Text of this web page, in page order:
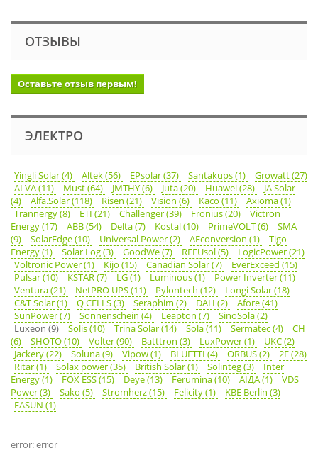
ОТЗЫВЫ
Оставьте отзыв первым!
ЭЛЕКТРО
Yingli Solar (4) Altek (56) EPsolar (37) Santakups (1)
Growatt (27)
ALVA (11)
Must (64) JMTHY (6) Juta (20) Huawei (28)
JA Solar
(4)
Alfa.Solar (118) Risen (21) Vision (6) Kaco (11)
Axioma (1)
Trannergy (8)
ETI (21) Challenger (39) Fronius (20)
Victron
Energy (17)
ABB (54) Delta (7) Kostal (10) PrimeVOLT (6)
SMA
(9)
SolarEdge (10) Universal Power (2) AEconversion (1)
Tigo
Energy (1)
Solar Log (3) GoodWe (7) REFUsol (5)
LogicPower (21)
Voltronic Power (1)
Kijo (15) Canadian Solar (7)
EverExceed (15)
Pulsar (10)
KSTAR (7) LG (1) Luminous (1)
Power Inverter (11)
Ventura (21)
NetPRO UPS (11) Pylontech (12)
Longi Solar (18)
C&T Solar (1)
Q CELLS (3) Seraphim (2) DAH (2)
Afore (41)
SunPower (7)
Sonnenschein (4) Leapton (7)
SinoSola (2)
Luxeon (9)
Solis (10) Trina Solar (14) Sola (11) Sermatec (4)
CH
(6)
SHOTO (10) Volter (90) Batttron (3) LuxPower (1)
UKC (2)
Jackery (22)
Soluna (9) Vipow (1) BLUETTI (4) ORBUS (2)
2E (28)
Ritar (1)
Solax power (35) British Solar (1) Solinteg (3)
Inter
Energy (1)
FOX ESS (15) Deye (13) Ferumina (10) АІДА (1)
VDS
Power (3)
Sako (5) Stromherz (15) Felicity (1)
KBE Berlin (3)
EASUN (1)
error: error